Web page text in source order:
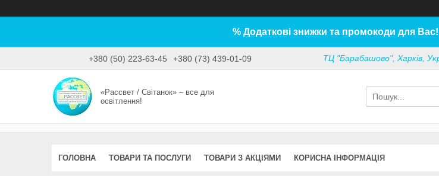
% Додаткові знижки та промокоди для Вас!
+380 (50) 223-63-45 +380 (73) 439-01-09 ТЦ "Барабашово", Харків,
«Рассвет / Світанок» – все для
освітлення!
ГОЛОВНА ТОВАРИ ТА ПОСЛУГИ ТОВАРИ З АКЦІЯМИ КОРИСНА ІНФОРМАЦІЯ